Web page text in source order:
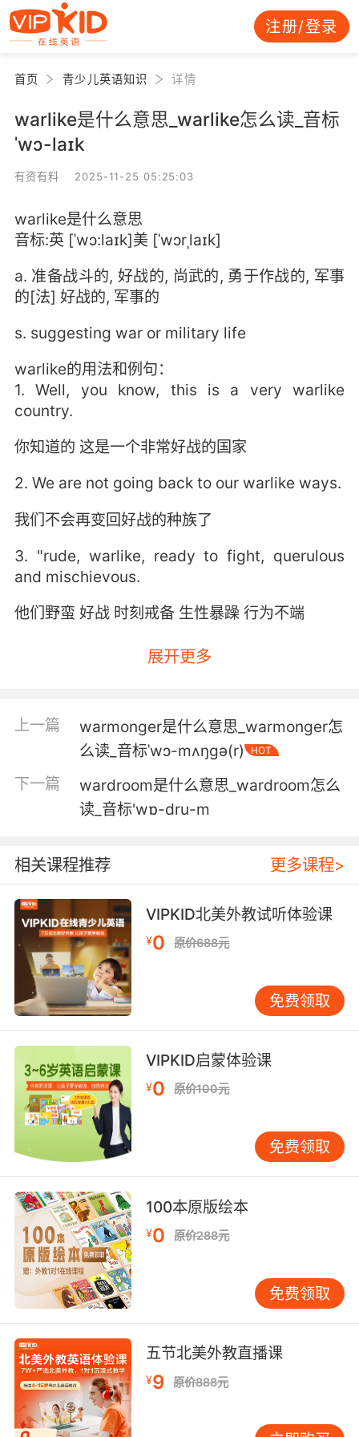
注册/登录
首页 青少儿英语知识 详情
warlike是什么意思_warlike怎么读_音标
ˈwɔ-laɪk
有资有料 2025-11-25 05:25:03
warlike是什么意思
音标:英 [ˈwɔ:laɪk]美 [ˈwɔrˌlaɪk]
a. 准备战斗的, 好战的, 尚武的, 勇于作战的, 军事
的[法] 好战的, 军事的
s. suggesting war or military life
warlike的用法和例句：
1. Well, you know, this is a very warlike
country.
你知道的 这是一个非常好战的国家
2. We are not going back to our warlike ways.
我们不会再变回好战的种族了
3. "rude, warlike, ready to fight, querulous
and mischievous.
他们野蛮 好战 时刻戒备 生性暴躁 行为不端
展开更多
上一篇
warmonger是什么意思_warmonger怎
么读_音标ˈwɔ-mʌŋgə(r)
HOT
下一篇
wardroom是什么意思_wardroom怎么
读_音标'wɒ-dru-m
相关课程推荐 更多课程>
VIPKID北美外教试听体验课
¥0 原价688元
免费领取
VIPKID启蒙体验课
¥0 原价100元
免费领取
100本原版绘本
¥0 原价288元
免费领取
五节北美外教直播课
¥9 原价888元